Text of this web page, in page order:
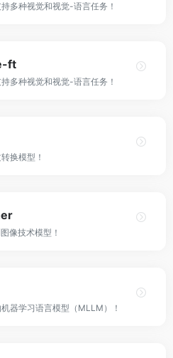
多种视觉和视觉-语言任务！
ft
多种视觉和视觉-语言任务！
换模型！
像技术模型！
器学习语言模型（MLLM）！